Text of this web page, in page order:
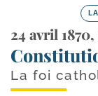
24 avril 1870,
La foi